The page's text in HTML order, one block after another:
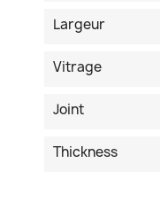
Largeur
Vitrage
Joint
Thickness